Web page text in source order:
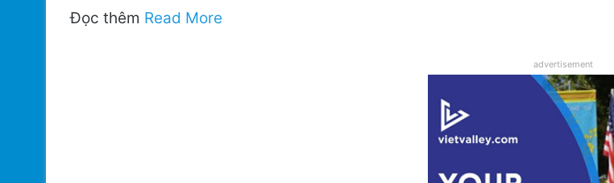
Đọc thêm Read More
advertisement